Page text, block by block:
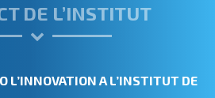
DE L’INSTITUT
L’INNOVATION A L’INSTITUT DE